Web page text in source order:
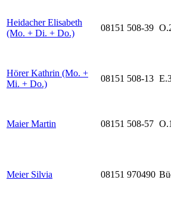
Heidacher Elisabeth
(Mo. + Di. + Do.)
08151 508-39
Hörer Kathrin (Mo. +
Mi. + Do.)
08151 508-13
Maier Martin 08151 508-57
Meier Silvia 08151 970490